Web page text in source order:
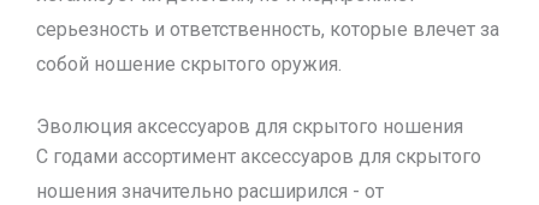
серьезность и ответственность, которые влечет за
собой ношение скрытого оружия.
Эволюция аксессуаров для скрытого ношения
С годами ассортимент аксессуаров для скрытого
ношения значительно расширился - от